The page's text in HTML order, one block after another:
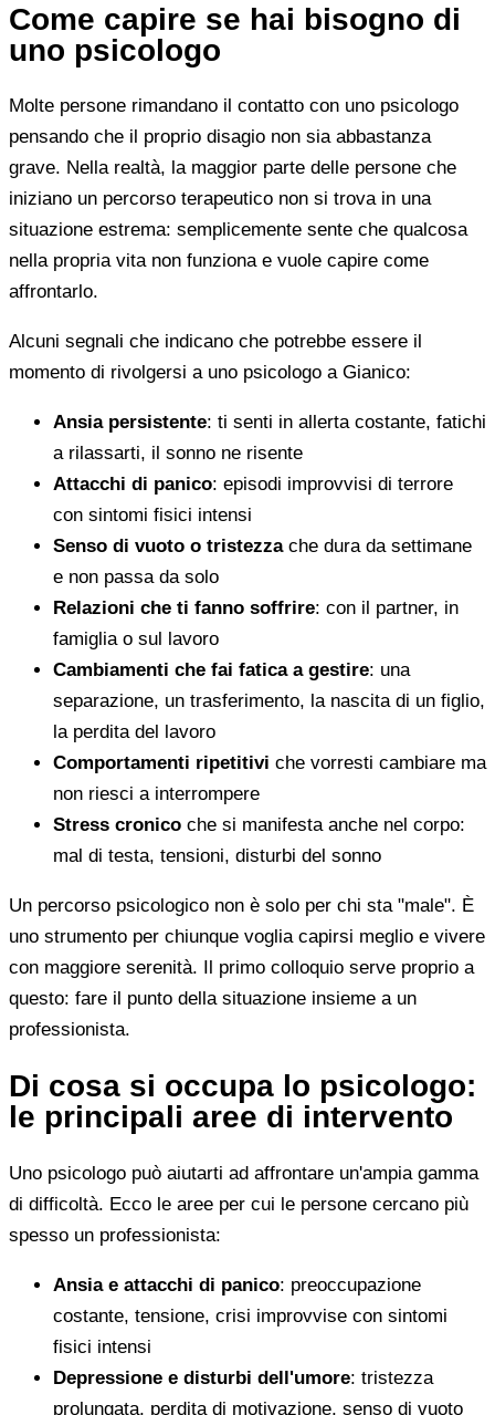
Come capire se hai bisogno di
uno psicologo
Molte persone rimandano il contatto con uno psicologo
pensando che il proprio disagio non sia abbastanza
grave. Nella realtà, la maggior parte delle persone che
iniziano un percorso terapeutico non si trova in una
situazione estrema: semplicemente sente che qualcosa
nella propria vita non funziona e vuole capire come
affrontarlo.
Alcuni segnali che indicano che potrebbe essere il
momento di rivolgersi a uno psicologo a Gianico:
Ansia persistente: ti senti in allerta costante, fatichi
a rilassarti, il sonno ne risente
Attacchi di panico: episodi improvvisi di terrore
con sintomi fisici intensi
Senso di vuoto o tristezzache dura da settimane
e non passa da solo
Relazioni che ti fanno soffrire: con il partner, in
famiglia o sul lavoro
Cambiamenti che fai fatica a gestire: una
separazione, un trasferimento, la nascita di un figlio,
la perdita del lavoro
Comportamenti ripetitivi che vorresti cambiare ma
non riesci a interrompere
Stress cronico che si manifesta anche nel corpo:
mal di testa, tensioni, disturbi del sonno
Un percorso psicologico non è solo per chi sta "male". È
uno strumento per chiunque voglia capirsi meglio e vivere
con maggiore serenità. Il primo colloquio serve proprio a
questo: fare il punto della situazione insieme a un
professionista.
Di cosa si occupa lo psicologo:
le principali aree di intervento
Uno psicologo può aiutarti ad affrontare un'ampia gamma
di difficoltà. Ecco le aree per cui le persone cercano più
spesso un professionista:
Ansia e attacchi di panico: preoccupazione
costante, tensione, crisi improvvise con sintomi
fisici intensi
Depressione e disturbi dell'umore: tristezza
prolungata, perdita di motivazione, senso di vuoto